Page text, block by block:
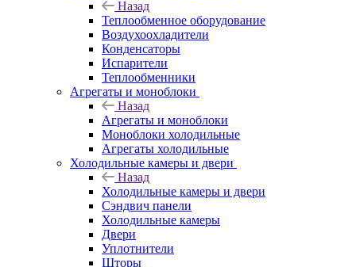
Назад
Теплообменное оборудование
Воздухоохладители
Конденсаторы
Испарители
Теплообменники
Агрегаты и моноблоки
Назад
Агрегаты и моноблоки
Моноблоки холодильные
Агрегаты холодильные
Холодильные камеры и двери
Назад
Холодильные камеры и двери
Сэндвич панели
Холодильные камеры
Двери
Уплотнители
Шторы